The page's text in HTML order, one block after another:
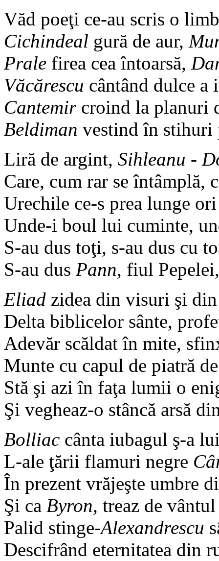
Văd poeţi ce-au scris o
Cichindeal gură de aur,
Prale firea cea întoarsă,
Văcărescu cântând dulce
Cantemircroind la planuri
Beldiman vestind în
Liră de argint, Sihleanu -
Care, cum rar se întâmplă,
Urechile ce-s prea lunge
Unde-i boul lui cuminte,
S-au dus toţi, s-au dus cu
S-au dus Pann, fiul
Eliad zidea din visuri şi din
Delta biblicelor sânte,
Adevăr scăldat în mite,
Munte cu capul de piatră
Stă şi azi în faţa lumii o
Şi vegheaz-o stâncă arsă
Bolliac cânta iubagul ş-a
L-ale ţării flamuri negre
În prezent vrăjeşte umbre
Şi ca Byron, treaz de
Palid stinge-Alexandrescu
Descifrând eternitatea din